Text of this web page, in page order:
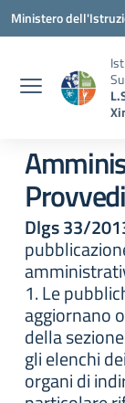
Vai ai contenuti
Vai al menu di
Vai al footer
Ministero
Dlgs 33/
1. Le
aggiornano
della
gli elenchi
organi di